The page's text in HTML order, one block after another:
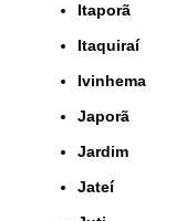
Itaporã
Itaquiraí
Ivinhema
Japorã
Jardim
Jateí